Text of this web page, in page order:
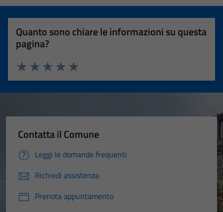
Quanto sono chiare le informazioni su questa
pagina?
Valuta 5 stelle su 5
Valuta 4 stelle su 5
Valuta 3 stelle su 5
Valuta 2 stelle su 5
Valuta 1 stelle su 5
Contatta il Comune
Leggi le domande frequenti
Richiedi assistenza
Prenota appuntamento